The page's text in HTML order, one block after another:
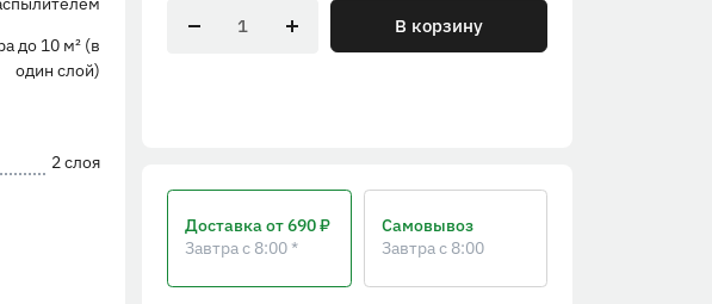
до 10 м² (в
один слой)
2 слоя
В корзину
Доставкаот 690 ₽
Завтра с 8:00 *
Самовывоз
Завтра с 8:00